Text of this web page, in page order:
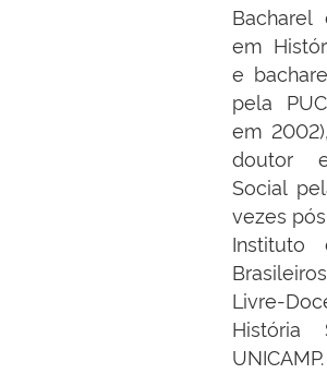
Bacharel
em
e
pela
em
doutor
Social
vezes
Instituto
Livre-
História
UNICAMP.